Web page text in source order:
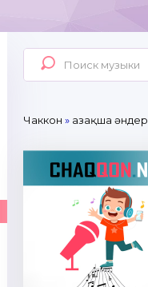
Чаккон » Қазақша әндер